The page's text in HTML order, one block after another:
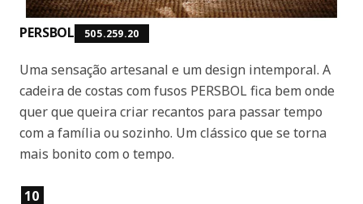
PERSBOL 505.259.20
Uma sensação artesanal e um design intemporal. A
cadeira de costas com fusos PERSBOL fica bem onde
quer que queira criar recantos para passar tempo
com a família ou sozinho. Um clássico que se torna
mais bonito com o tempo.
Características dos produtos
10